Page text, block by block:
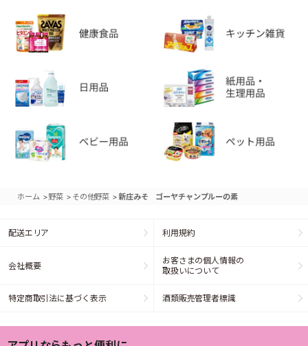
ホーム >野菜 > その他野菜 >新庄みそ ゴーヤチャンプルーの素
配送エリア 利用規約
会社概要
お客さまの個人情報の
取扱いについて
特定商取引法に基づく表示 酒類販売管理者標識